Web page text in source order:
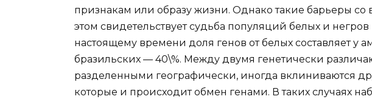
признакам или образу жизни. Однако такие барьеры со
этом свидетельствует судьба популяций белых и
настоящему времени доля генов от белых составляет у
бразильских — 40\%. Между двумя генетически
разделенными географически, иногда вклиниваются
которые и происходит обмен генами. В таких случаях